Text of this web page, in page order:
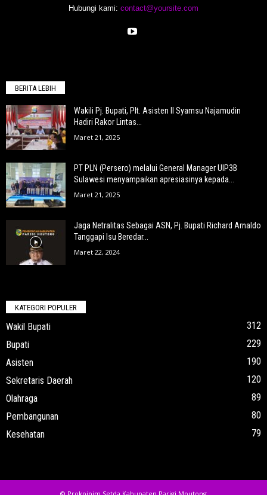
Hubungi kami: contact@yoursite.com
BERITA LEBIH
Wakili Pj. Bupati, Plt. Asisten II Syamsu Najamudin
Hadiri Rakor Lintas...
Maret 21, 2025
PT PLN (Persero) melalui General Manager UIP3B
Sulawesi menyampaikan apresiasinya kepada...
Maret 21, 2025
Jaga Netralitas Sebagai ASN, Pj. Bupati Richard Arnaldo
Tanggapi Isu Beredar...
Maret 22, 2024
KATEGORI POPULER
Wakil Bupati
312
Bupati
229
Asisten
190
Sekretaris Daerah
120
Olahraga
89
Pembangunan
80
Kesehatan
79